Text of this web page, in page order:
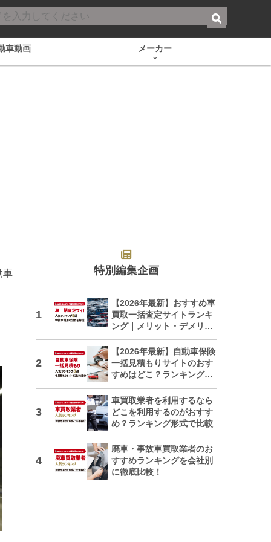
車動画 メーカー
車 特別編集企画
【2026年最新】おすすめ車
買取一括査定サイトランキ
ング｜メリット・デメリッ
トも解説
【2026年最新】自動車保険
一括見積もりサイトのおす
すめはどこ？ランキングで
車買取業者を利用するなら
どこを利用するのがおすす
め？ランキング形式で比較
廃車・事故車買取業者のお
すすめランキングを会社別
に徹底比較！